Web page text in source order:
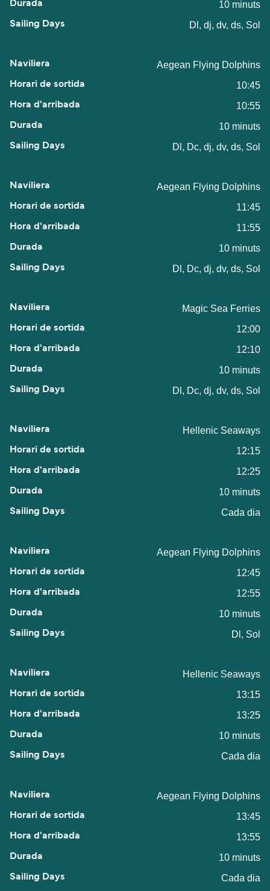
10 minuts
Dl, dj, dv, ds, Sol
Aegean Flying Dolphins
10:45
10:55
10 minuts
Dl, Dc, dj, dv, ds, Sol
Aegean Flying Dolphins
11:45
11:55
10 minuts
Dl, Dc, dj, dv, ds, Sol
Magic Sea Ferries
12:00
12:10
10 minuts
Dl, Dc, dj, dv, ds, Sol
Hellenic Seaways
12:15
12:25
10 minuts
Cada dia
Aegean Flying Dolphins
12:45
12:55
10 minuts
Dl, Sol
Hellenic Seaways
13:15
13:25
10 minuts
Cada dia
Aegean Flying Dolphins
13:45
13:55
10 minuts
Cada dia